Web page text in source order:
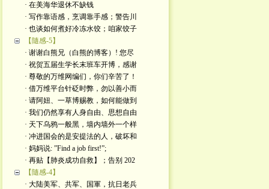
· 在美海华退休不缺钱
· 写作靠语感，烹调靠手感；警告川
· 也谈如何煮好冷冻水饺；咱家饺子
【隨感-5】
· 谢谢白熊兄（白熊的博客）! 您尽
· 祝贺五届生学长末班车开博，感谢
· 尊敬的万维网编们，你们辛苦了！
· 借万维平台针砭时弊，勿以善小而
· 请阿妞、一草博赐教，如何能做到
· 我们仍然享有人身自由、思想自由
· 天下乌鸦一般黑，墙内墙外一个样
· 冲进国会的是安提法的人，破坏和
· 妈妈说: ”Find a job first!”;
· 再贴【肺炎成功自救】；告别 202
【隨感-4】
· 大陆美军、共军、国軍，抗日老兵